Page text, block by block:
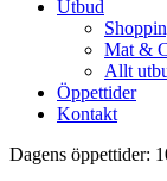
Utbud
Mat &
Allt
Öppettider
Kontakt
Dagens öppettider: